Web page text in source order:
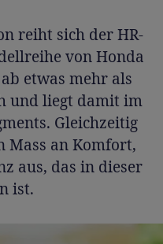
reiht sich der HR-
von Honda
etwas mehr als
und liegt damit im
Gleichzeitig
Mass an Komfort,
aus, das in dieser
ist.